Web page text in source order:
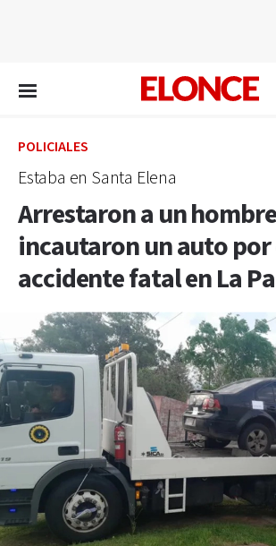
POLICIALES
Estaba en Santa Elena
Arrestaron a un
incautaron un auto por
accidente fatal en La